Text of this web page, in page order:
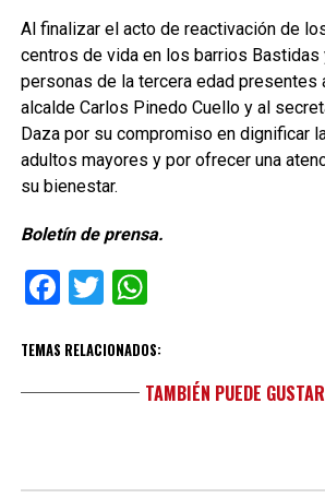
Al finalizar el acto de reactivación de
centros de vida en los barrios Bastidas
personas de la tercera edad presentes
alcalde Carlos Pinedo Cuello y al
Daza por su compromiso en dignificar
adultos mayores y por ofrecer una
su bienestar.
Boletín de prensa.
Facebook
TwitterWhatsApp
TEMAS RELACIONADOS:
TAMBIÉN PUEDE